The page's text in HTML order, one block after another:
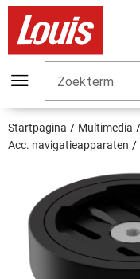
Zoekterm
Startpagina Multimedia
Acc. navigatieapparaten